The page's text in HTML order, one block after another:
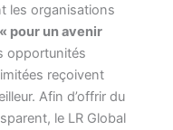
les organisations
« pour un avenir
opportunités
reçoivent
Afin d’offrir du
le LR Global